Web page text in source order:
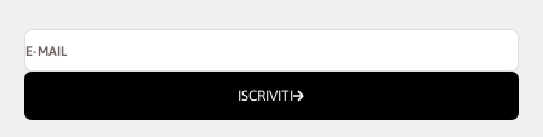
E-MAIL
ISCRIVITI